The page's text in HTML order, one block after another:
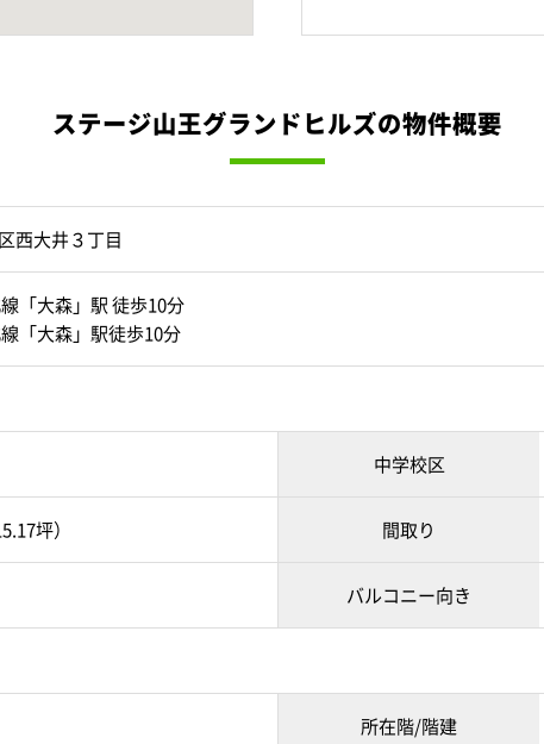
ステージ山王グランドヒルズの物件概要
西大井３丁目
「大森」駅 徒歩10分
「大森」駅徒歩10分
中学校区
坪） 間取り
バルコニー向き
所在階/階建